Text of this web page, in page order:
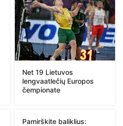
Net 19 Lietuvos
lengvaatlečių Europos
čempionate
Pamirškite baliklius: